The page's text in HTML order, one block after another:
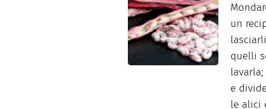
un
quelli
e
le alici